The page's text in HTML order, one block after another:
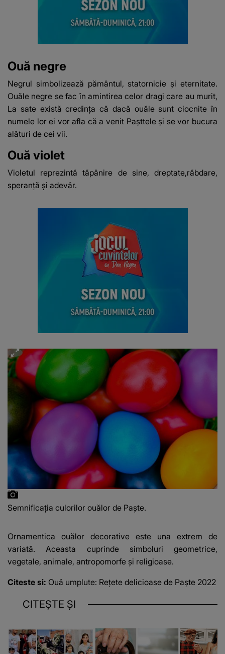
Ouă negre
Negrul simbolizează pământul, statornicie și eternitate.
Ouăle negre se fac în amintirea celor dragi care au murit,
La sate există credința că dacă ouăle sunt ciocnite în
numele lor ei vor afla că a venit Pașttele și se vor bucura
alături de cei vii.
Ouă violet
Violetul reprezintă tăpânire de sine, dreptate,răbdare,
speranță și adevăr.
Semnificația culorilor ouălor de Paște.
Ornamentica ouălor decorative este una extrem de
variată. Aceasta cuprinde simboluri geometrice,
vegetale, animale, antropomorfe şi religioase.
Citeste si: Ouă umplute: Rețete delicioase de Paşte 2022
CITEȘTE ȘI